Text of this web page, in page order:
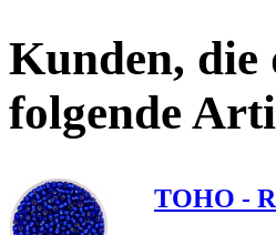
Kunden, die
folgende
TOHO -